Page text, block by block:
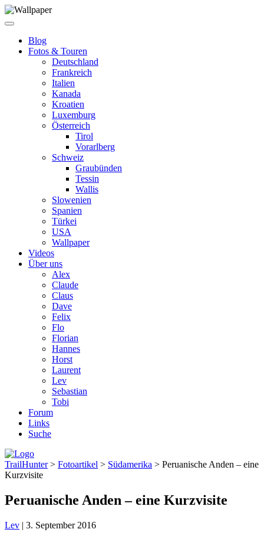
Blog
Fotos & Touren
Deutschland
Frankreich
Italien
Kanada
Kroatien
Luxemburg
Österreich
Tirol
Vorarlberg
Schweiz
Graubünden
Tessin
Wallis
Slowenien
Spanien
Türkei
USA
Wallpaper
Videos
Über uns
Alex
Claude
Claus
Dave
Felix
Flo
Florian
Hannes
Horst
Laurent
Lev
Sebastian
Tobi
Forum
Links
Suche
TrailHunter> Fotoartikel > Südamerika > Peruanische Anden – eine
Kurzvisite
Peruanische Anden – eine Kurzvisite
Lev | 3. September 2016